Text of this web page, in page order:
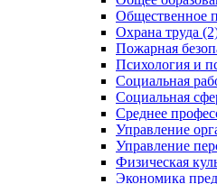
Общественное
Охрана труда
Пожарная
Психология и
Социальная
Социальная
Среднее
Управление
Управление
Физическая
Экономика